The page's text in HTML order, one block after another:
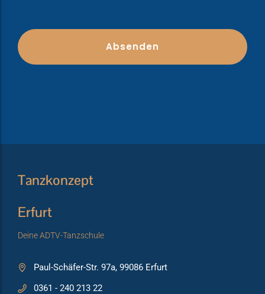
Tanzkonzept
Erfurt
Deine ADTV-Tanzschule
Paul-Schäfer-Str. 97a, 99086 Erfurt
0361 - 240 213 22